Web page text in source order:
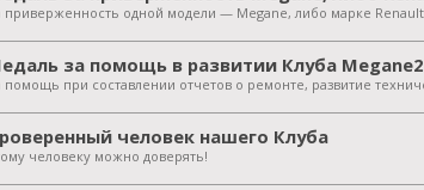
приверженность одной модели — Megane, либо марке
за помощь в развитии Клуба
помощь при составлении отчетов о ремонте, развитие
человек нашего Клуба
человеку можно доверять!